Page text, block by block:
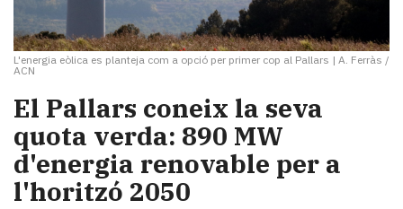
L'energia eòlica es planteja com a opció per primer cop al Pallars | A. Ferràs /
ACN
El Pallars coneix la seva
quota verda: 890 MW
d'energia renovable per a
l'horitzó 2050